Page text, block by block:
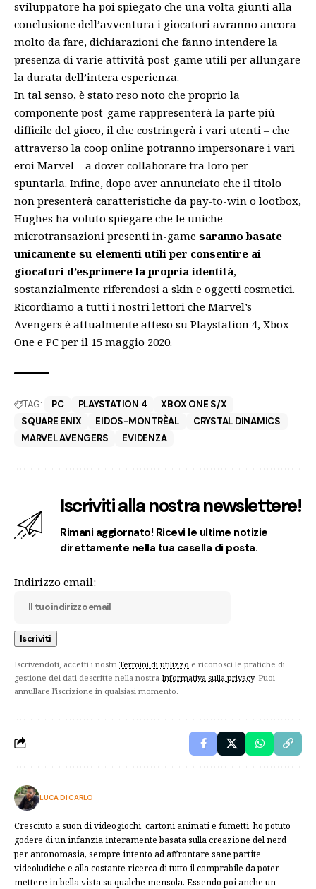
sviluppatore ha poi spiegato che una volta giunti alla
conclusione dell’avventura i giocatori avranno ancora
molto da fare, dichiarazioni che fanno intendere la
presenza di varie attività post-game utili per allungare
la durata dell’intera esperienza.
In tal senso, è stato reso noto che proprio la
componente post-game rappresenterà la parte più
difficile del gioco, il che costringerà i vari utenti – che
attraverso la coop online potranno impersonare i vari
eroi Marvel – a dover collaborare tra loro per
spuntarla. Infine, dopo aver annunciato che il titolo
non presenterà caratteristiche da pay-to-win o lootbox,
Hughes ha voluto spiegare che le uniche
microtransazioni presenti in-game saranno basate
unicamente su elementi utili per consentire ai
giocatori d’esprimere la propria identità,
sostanzialmente riferendosi a skin e oggetti cosmetici.
Ricordiamo a tutti i nostri lettori che Marvel’s
Avengers è attualmente atteso su Playstation 4, Xbox
One e PC per il 15 maggio 2020.
TAG: PC PLAYSTATION 4
XBOX ONE S/X
SQUARE ENIX
EIDOS-MONTRÈAL
CRYSTAL DINAMICS
MARVEL AVENGERS
EVIDENZA
Iscriviti alla nostra newslettere!
Rimani aggiornato! Ricevi le ultime notizie
direttamente nella tua casella di posta.
Indirizzo email:
Iscrivendoti, accetti i nostri Termini di utilizzo e riconosci le pratiche di
gestione dei dati descritte nella nostra Informativa sulla privacy. Puoi
annullare l'iscrizione in qualsiasi momento.
LUCA DI CARLO
Cresciuto a suon di videogiochi, cartoni animati e fumetti, ho potuto
godere di un infanzia interamente basata sulla creazione del nerd
per antonomasia, sempre intento ad affrontare sane partite
videoludiche e alla costante ricerca di tutto il comprabile da poter
mettere in bella vista su qualche mensola. Essendo poi anche un